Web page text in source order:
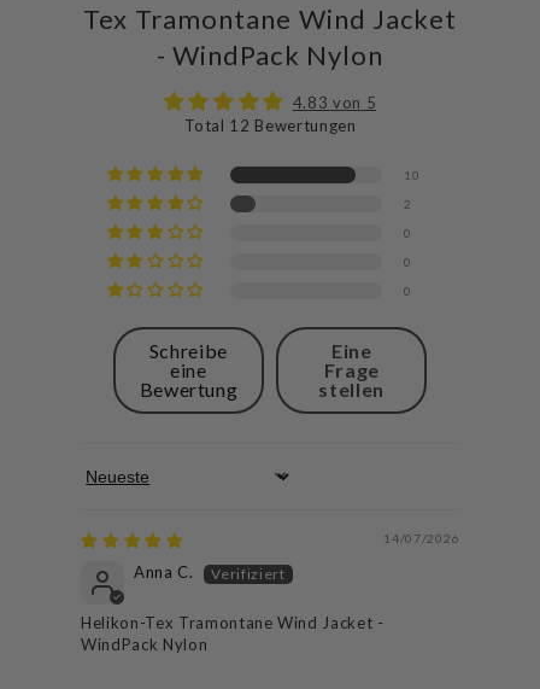
Tex Tramontane Wind Jacket
- WindPack Nylon
4.83 von 5
Total 12 Bewertungen
10
2
0
0
0
Schreibe
eine
Bewertung
Eine
Frage
stellen
Sort by
14/07/2026
Anna C.
Helikon-Tex Tramontane Wind Jacket -
WindPack Nylon